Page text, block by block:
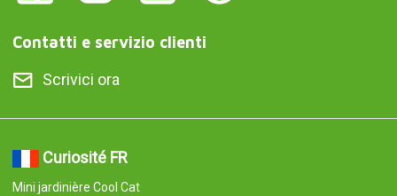
Contatti e servizio clienti
Scrivici ora
Curiosité FR
Mini jardinière Cool Cat